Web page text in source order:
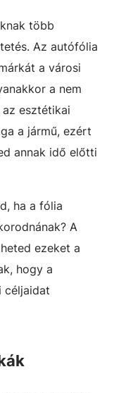
több
Az autófólia
a városi
a nem
esztétikai
a jármű, ezért
annak idő előtti
ha a fólia
A
ezeket a
hogy a
céljaidat